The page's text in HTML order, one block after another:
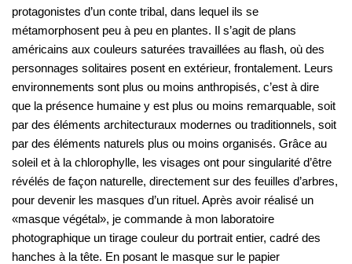
protagonistes d’un conte tribal, dans lequel ils se
métamorphosent peu à peu en plantes. Il s’agit de plans
américains aux couleurs saturées travaillées au flash, où des
personnages solitaires posent en extérieur, frontalement. Leurs
environnements sont plus ou moins anthropisés, c’est à dire
que la présence humaine y est plus ou moins remarquable, soit
par des éléments architecturaux modernes ou traditionnels, soit
par des éléments naturels plus ou moins organisés. Grâce au
soleil et à la chlorophylle, les visages ont pour singularité d’être
révélés de façon naturelle, directement sur des feuilles d’arbres,
pour devenir les masques d’un rituel. Après avoir réalisé un
«masque végétal», je commande à mon laboratoire
photographique un tirage couleur du portrait entier, cadré des
hanches à la tête. En posant le masque sur le papier